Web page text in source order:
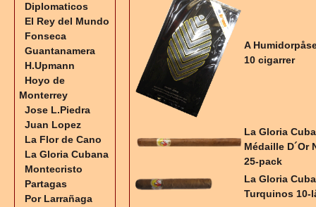
A
10 cigarrer
La Gloria
Médaille D´Or
25-pack
La Gloria
Turquinos 10-
Diplomaticos
El Rey del Mundo
Fonseca
Guantanamera
H.Upmann
Hoyo de
Monterrey
Jose L.Piedra
Juan Lopez
La Flor de Cano
La Gloria Cubana
Montecristo
Partagas
Por Larrañaga